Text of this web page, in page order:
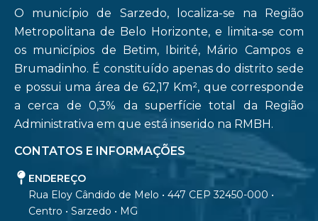
O município de Sarzedo, localiza-se na Região
Metropolitana de Belo Horizonte, e limita-se com
os municípios de Betim, Ibirité, Mário Campos e
Brumadinho. É constituído apenas do distrito sede
e possui uma área de 62,17 Km², que corresponde
a cerca de 0,3% da superfície total da Região
Administrativa em que está inserido na RMBH.
CONTATOS E INFORMAÇÕES
ENDEREÇO
Rua Eloy Cândido de Melo • 447 CEP 32450-000 •
Centro • Sarzedo • MG